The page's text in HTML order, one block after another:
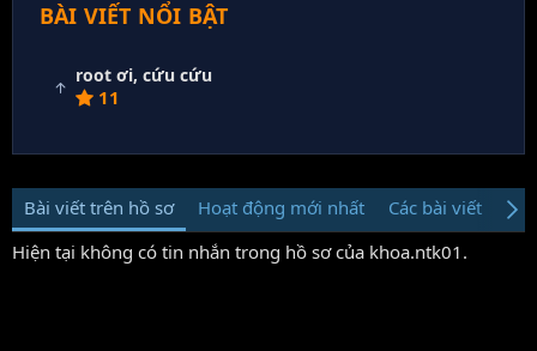
BÀI VIẾT NỔI BẬT
root ơi, cứu cứu
11
Bài viết trên hồ sơ Hoạt động mới nhất Các bài viết
Hiện tại không có tin nhắn trong hồ sơ của khoa.ntk01.